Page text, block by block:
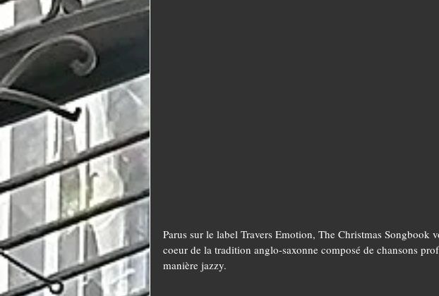
Parus sur le label Travers Emotion, The Christmas Songbook
coeur de la tradition anglo-saxonne composé de chansons
manière jazzy.